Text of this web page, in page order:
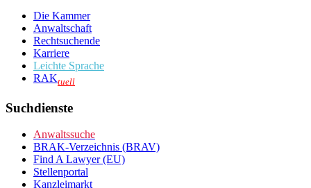
Die Kammer
Anwaltschaft
Rechtsuchende
Karriere
Leichte Sprache
RAKtuell
Suchdienste
Anwaltssuche
BRAK-Verzeichnis (BRAV)
Find A Lawyer (EU)
Stellenportal
Kanzleimarkt